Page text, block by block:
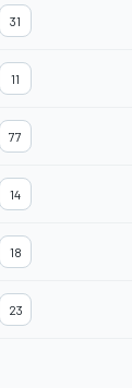
31
11
77
14
18
23